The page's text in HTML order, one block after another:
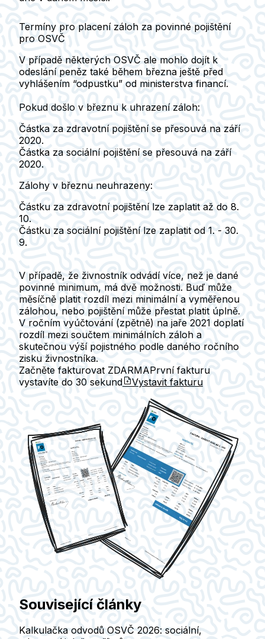
Termíny pro placení záloh za povinné pojištění
pro OSVČ
V případě některých OSVČ ale mohlo dojít k
odeslání peněz také během března ještě před
vyhlášením “odpustku” od ministerstva financí.
Pokud došlo v březnu k uhrazení záloh:
Částka za zdravotní pojištění se přesouvá na září
2020.
Částka za sociální pojištění se přesouvá na září
2020.
Zálohy v březnu neuhrazeny:
Částku za zdravotní pojištění lze zaplatit až do 8.
10.
Částku za sociální pojištění lze zaplatit od 1. - 30.
9.
V případě, že živnostník odvádí více, než je dané
povinné minimum, má dvě možnosti. Buď může
měsíčně platit rozdíl mezi minimální a vyměřenou
zálohou, nebo pojištění může přestat platit úplně.
V ročním vyúčtování (zpětně) na jaře 2021 doplatí
rozdíl mezi součtem minimálních záloh a
skutečnou výší pojistného podle daného ročního
zisku živnostníka.
Začněte fakturovat ZDARMAPrvní fakturu
vystavíte do 30 sekund Vystavit fakturu
Související články
Kalkulačka odvodů OSVČ 2026: sociální,